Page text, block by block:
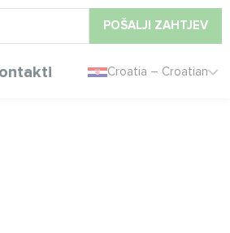
POŠALJI ZAHTJEV
Croatia – Croatian